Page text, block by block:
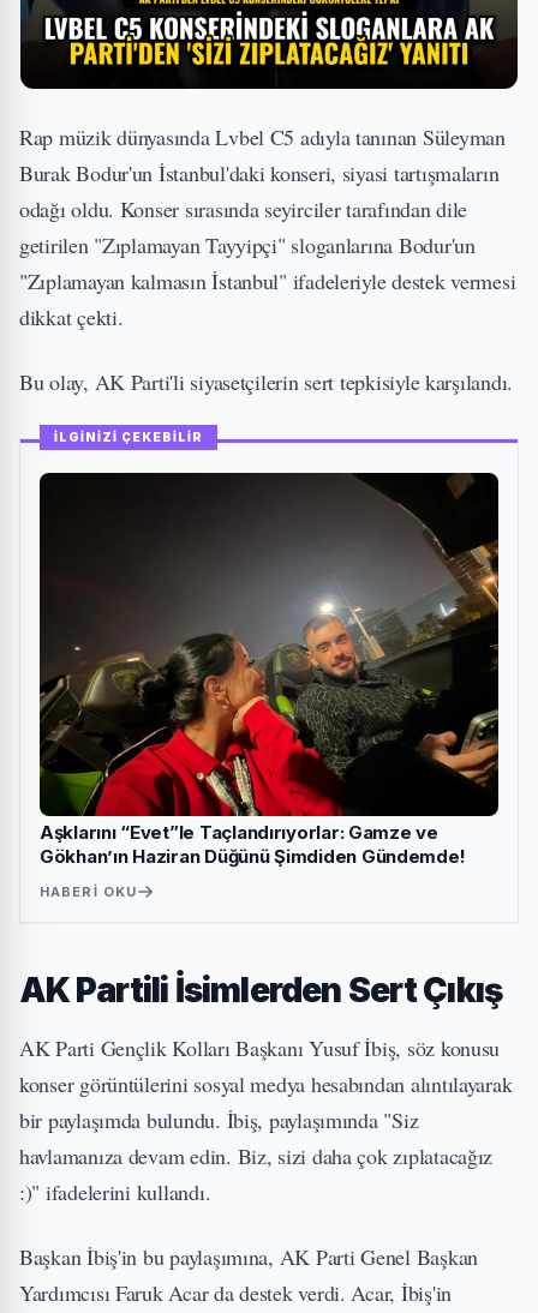
Rap müzik dünyasında Lvbel C5 adıyla tanınan Süleyman
Burak Bodur'un İstanbul'daki konseri, siyasi tartışmaların
odağı oldu. Konser sırasında seyirciler tarafından dile
getirilen "Zıplamayan Tayyipçi" sloganlarına Bodur'un
"Zıplamayan kalmasın İstanbul" ifadeleriyle destek vermesi
dikkat çekti.
Bu olay, AK Parti'li siyasetçilerin sert tepkisiyle karşılandı.
İLGİNİZİ ÇEKEBİLİR
Aşklarını “Evet”le Taçlandırıyorlar: Gamze ve
Gökhan’ın Haziran Düğünü Şimdiden Gündemde!
HABERI OKU
AK Partili İsimlerden Sert Çıkış
AK Parti Gençlik Kolları Başkanı Yusuf İbiş, söz konusu
konser görüntülerini sosyal medya hesabından alıntılayarak
bir paylaşımda bulundu. İbiş, paylaşımında "Siz
havlamanıza devam edin. Biz, sizi daha çok zıplatacağız
:)" ifadelerini kullandı.
Başkan İbiş'in bu paylaşımına, AK Parti Genel Başkan
Yardımcısı Faruk Acar da destek verdi. Acar, İbiş'in